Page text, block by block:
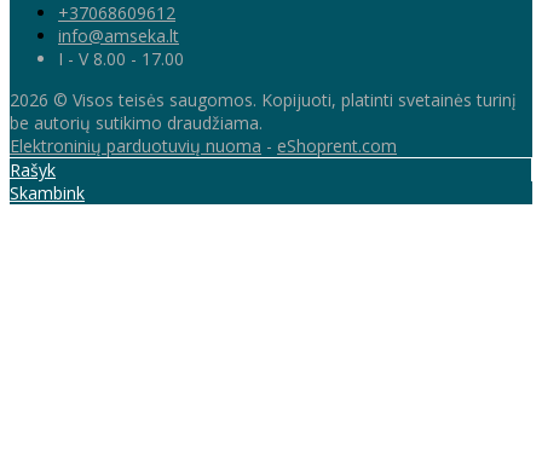
+37068609612
info@amseka.lt
I - V 8.00 - 17.00
2026 © Visos teisės saugomos. Kopijuoti, platinti svetainės turinį
be autorių sutikimo draudžiama.
Elektroninių parduotuvių nuoma - eShoprent.com
Rašyk
Skambink